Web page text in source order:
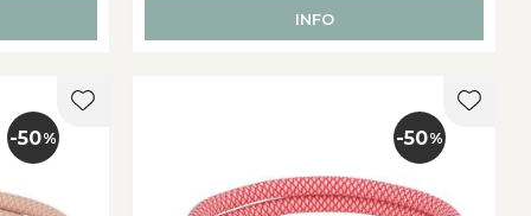
INFO
50%
Lägg till i favoriter
50%
Lägg